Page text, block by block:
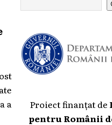
a
Proiect finanțat de
pentru Românii